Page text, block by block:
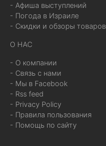
- Афиша выступлений
- Погода в Израиле
- Скидки и обзоры товаров
О НАС
- О компании
- Связь с нами
- Мы в Facebook
- Rss feed
- Privacy Policy
- Правила пользования
- Помощь по сайту